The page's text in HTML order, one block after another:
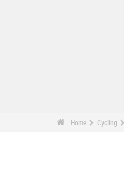
Home Cycling